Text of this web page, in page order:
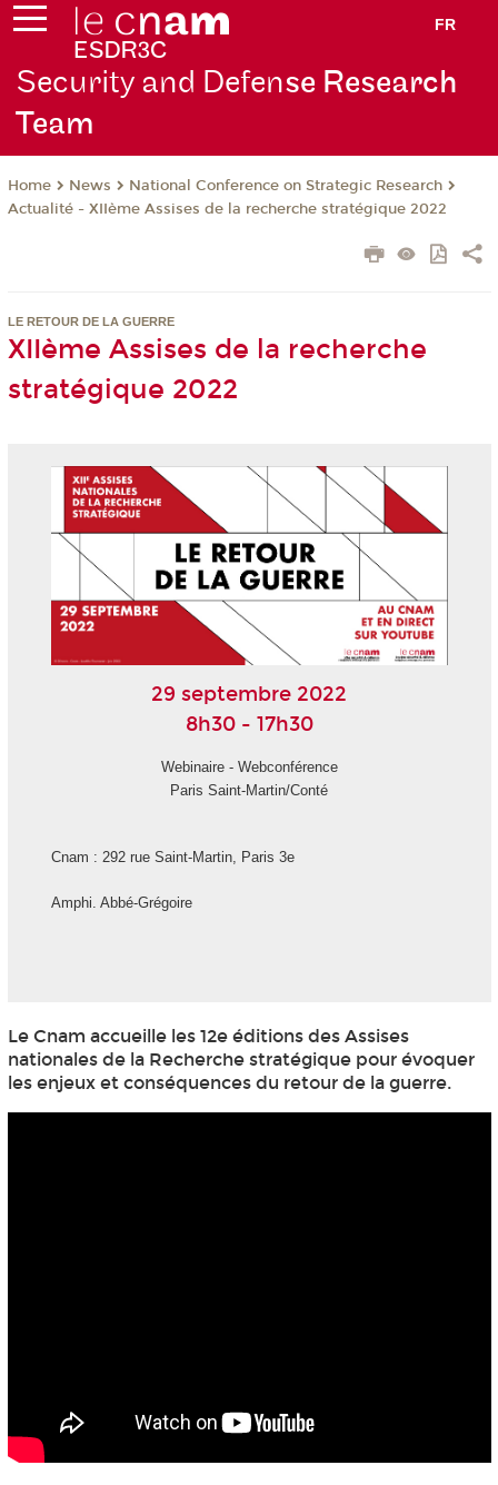
FR
Security and Defense Research
Team
Home News
National Conference on Strategic Research
Actualité - XIIème Assises de la recherche stratégique 2022
LE RETOUR DE LA GUERRE
XIIème Assises de la recherche
stratégique 2022
29 septembre 2022
8h30 - 17h30
Webinaire - Webconférence
Paris Saint-Martin/Conté
Cnam : 292 rue Saint-Martin, Paris 3e
Amphi. Abbé-Grégoire
Le Cnam accueille les 12e éditions des Assises
nationales de la Recherche stratégique pour évoquer
les enjeux et conséquences du retour de la guerre.